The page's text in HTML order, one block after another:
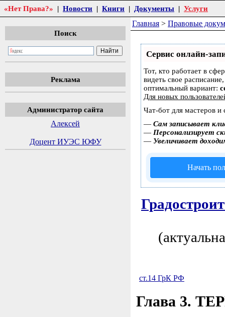
«Нет Права?» | Новости | Книги | Документы | Услуги
Поиск
Реклама
Администратор сайта
Алексей
Доцент ИУЭС ЮФУ
Главная > Правовые
Сервис онлайн-
Тот, кто работает в
видеть свое
оптимальный вариант:
Для новых
Чат-бот для мастеров и
— Сам записывает
— Персонализирует
— Увеличивает
Начать
ст.14 ГрК РФ
Глава 3.